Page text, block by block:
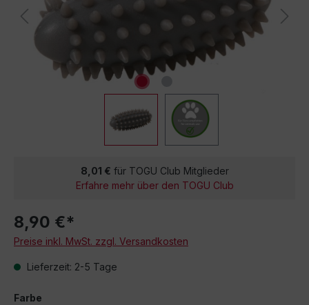
8,01 € für TOGU Club Mitglieder
Erfahre mehr über den TOGU Club
8,90 €*
Preise inkl. MwSt. zzgl. Versandkosten
Lieferzeit: 2-5 Tage
Farbe